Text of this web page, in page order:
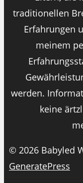
traditionellen
Erfahrungen
meinem
werden.
keine
© 2026 Babyled
GeneratePress